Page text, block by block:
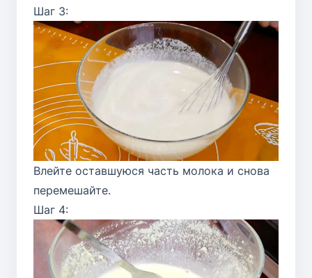
Шаг 3:
Влейте оставшуюся часть молока и снова
перемешайте.
Шаг 4: